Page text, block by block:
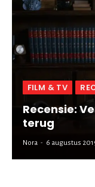
FILM & TV
Recensie:
terug
Nora 6 augustus